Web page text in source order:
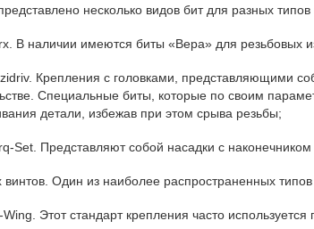
несколько видов бит для разных
В наличии имеются биты «Вера» для резьбовых
Крепления с головками, представляющими
Специальные биты, которые по своим
детали, избежав при этом срыва резьбы;
Set. Представляют собой насадки с
Один из наиболее распространенных
Этот стандарт крепления часто используется